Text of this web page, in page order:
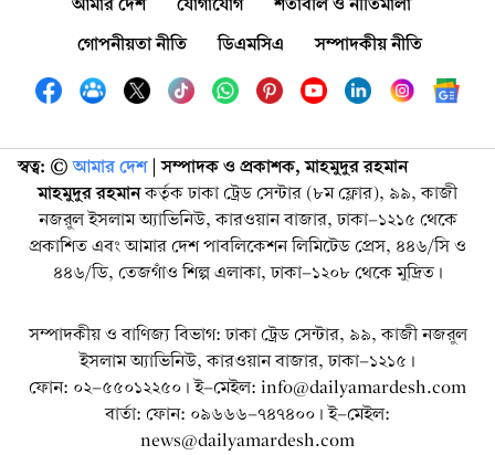
গোপনীয়তা নীতি
ডিএমসিএ সম্পাদকীয় নীতি
স্বত্ব: ©️ আমার দেশ| সম্পাদক ও প্রকাশক, মাহমুদুর রহমান
মাহমুদুর রহমানকর্তৃক ঢাকা ট্রেড সেন্টার (৮ম ফ্লোর), ৯৯, কাজী
নজরুল ইসলাম অ্যাভিনিউ, কারওয়ান বাজার, ঢাকা-১২১৫ থেকে
প্রকাশিত এবং আমার দেশ পাবলিকেশন লিমিটেড প্রেস, ৪৪৬/সি ও
৪৪৬/ডি, তেজগাঁও শিল্প এলাকা, ঢাকা-১২০৮ থেকে মুদ্রিত।
সম্পাদকীয় ও বাণিজ্য বিভাগ: ঢাকা ট্রেড সেন্টার, ৯৯, কাজী নজরুল
ইসলাম অ্যাভিনিউ, কারওয়ান বাজার, ঢাকা-১২১৫।
ফোন: ০২-৫৫০১২২৫০। ই-মেইল: info@dailyamardesh.com
বার্তা: ফোন: ০৯৬৬৬-৭৪৭৪০০। ই-মেইল:
news@dailyamardesh.com